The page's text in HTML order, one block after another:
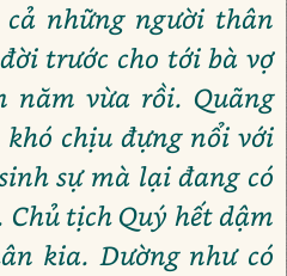
những người thân
trước cho tới bà vợ
năm vừa rồi. Quãng
chịu đựng nổi với
sự mà lại đang có
tịch Quý hết dậm
kia. Dường như có